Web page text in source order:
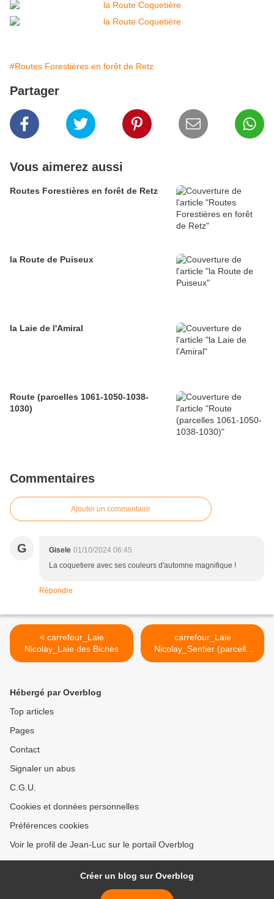
#Routes Forestières en forêt de Retz
Partager
Vous aimerez aussi
Routes Forestières en forêt de Retz
la Route de Puiseux
la Laie de l'Amiral
Route (parcelles 1061-1050-1038-
1030)
Commentaires
Ajouter un commentaire
G Gisele 01/10/2024 06:45
La coquetiere avec ses couleurs d'automne magnifique !
Répondre
< carrefour_Laie
Nicolay_Laie des Biches
carrefour_Laie
Nicolay_Sentier (parcelle
1506) >
Hébergé par Overblog
Top articles
Pages
Contact
Signaler un abus
C.G.U.
Cookies et données personnelles
Préférences cookies
Voir le profil de Jean-Luc sur le portail Overblog
Créer un blog sur Overblog